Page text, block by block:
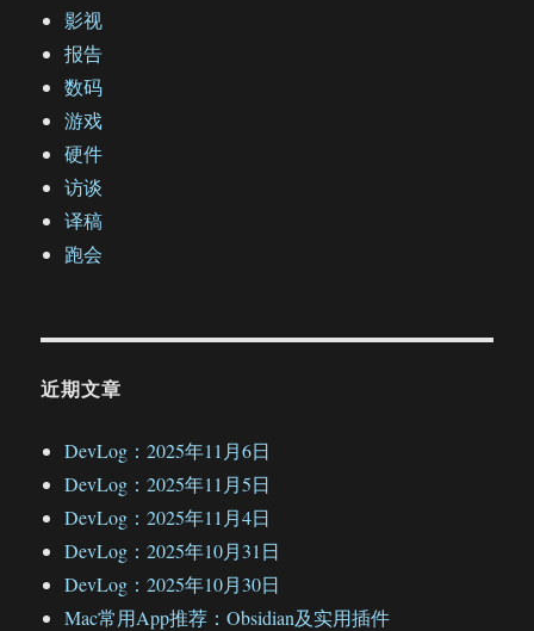
影视
报告
数码
游戏
硬件
访谈
译稿
跑会
近期文章
DevLog：2025年11月6日
DevLog：2025年11月5日
DevLog：2025年11月4日
DevLog：2025年10月31日
DevLog：2025年10月30日
Mac常用App推荐：Obsidian及实用插件